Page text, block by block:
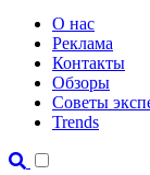
О нас
Реклама
Контакты
Обзоры
Советы
Trends